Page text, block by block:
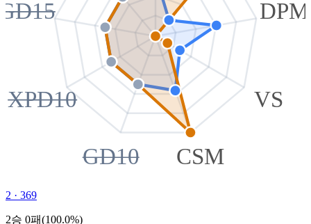
DPM
VS
CSM
GD10
XPD10
2 · 369
2승 0패(100.0%)